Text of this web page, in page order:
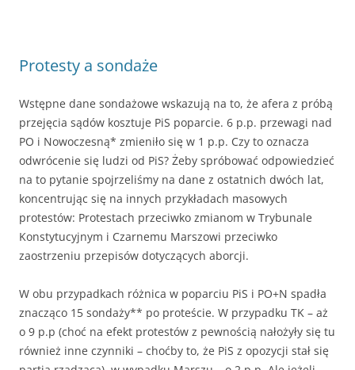
Protesty a sondaże
Wstępne dane sondażowe wskazują na to, że afera z próbą
przejęcia sądów kosztuje PiS poparcie. 6 p.p. przewagi nad
PO i Nowoczesną* zmieniło się w 1 p.p. Czy to oznacza
odwrócenie się ludzi od PiS? Żeby spróbować odpowiedzieć
na to pytanie spojrzeliśmy na dane z ostatnich dwóch lat,
koncentrując się na innych przykładach masowych
protestów: Protestach przeciwko zmianom w Trybunale
Konstytucyjnym i Czarnemu Marszowi przeciwko
zaostrzeniu przepisów dotyczących aborcji.
W obu przypadkach różnica w poparciu PiS i PO+N spadła
znacząco 15 sondaży** po proteście. W przypadku TK – aż
o 9 p.p (choć na efekt protestów z pewnością nałożyły się tu
również inne czynniki – choćby to, że PiS z opozycji stał się